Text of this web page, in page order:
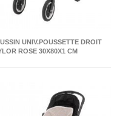
UNIV.POUSSETTE DROIT
ROSE 30X80X1 CM